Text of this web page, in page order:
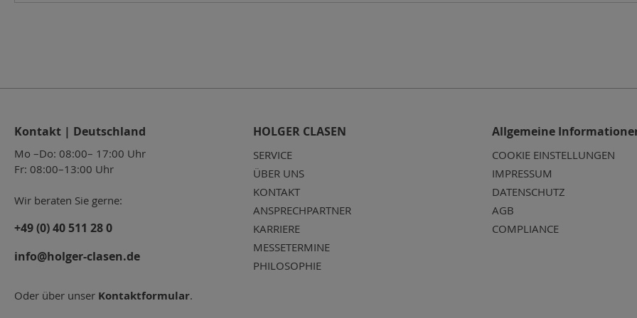
Kontakt | Deutschland
Mo –Do: 08:00– 17:00 Uhr
Fr: 08:00–13:00 Uhr
Wir beraten Sie gerne:
+49 (0) 40 511 28 0
info@holger-clasen.de
Oder über unser Kontaktformular.
HOLGER CLASEN
SERVICE
ÜBER UNS
KONTAKT
ANSPRECHPARTNER
KARRIERE
MESSETERMINE
PHILOSOPHIE
Allgemeine
COOKIE EINSTELLUNGEN
IMPRESSUM
DATENSCHUTZ
AGB
COMPLIANCE